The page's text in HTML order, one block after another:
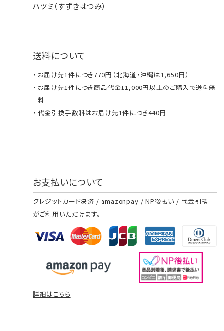
ハツミ（すずきはつみ）
送料について
お届け先1件につき770円（北海道・沖縄は1,650円）
お届け先1件につき商品代金11,000円以上のご購入で送料無
料
代金引換手数料はお届け先1件につき440円
お支払いについて
クレジットカード決済 / amazonpay / NP後払い / 代金引換
がご利用いただけます。
詳細はこちら